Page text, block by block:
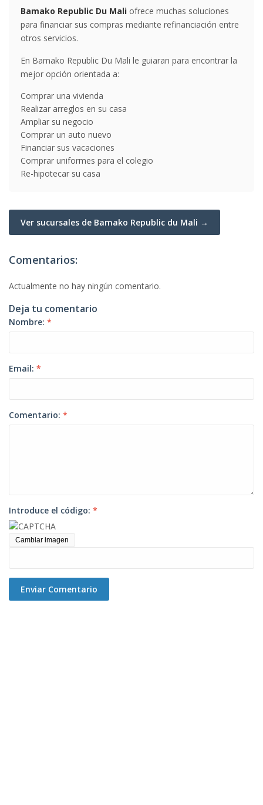
Bamako Republic Du Mali ofrece muchas soluciones
para financiar sus compras mediante refinanciación entre
otros servicios.
En Bamako Republic Du Mali le guiaran para encontrar la
mejor opción orientada a:
Comprar una vivienda
Realizar arreglos en su casa
Ampliar su negocio
Comprar un auto nuevo
Financiar sus vacaciones
Comprar uniformes para el colegio
Re-hipotecar su casa
Ver sucursales de Bamako Republic du Mali →
Comentarios:
Actualmente no hay ningún comentario.
Deja tu comentario
Nombre: *
Email: *
Comentario: *
Introduce el código: *
Cambiar imagen
Enviar Comentario